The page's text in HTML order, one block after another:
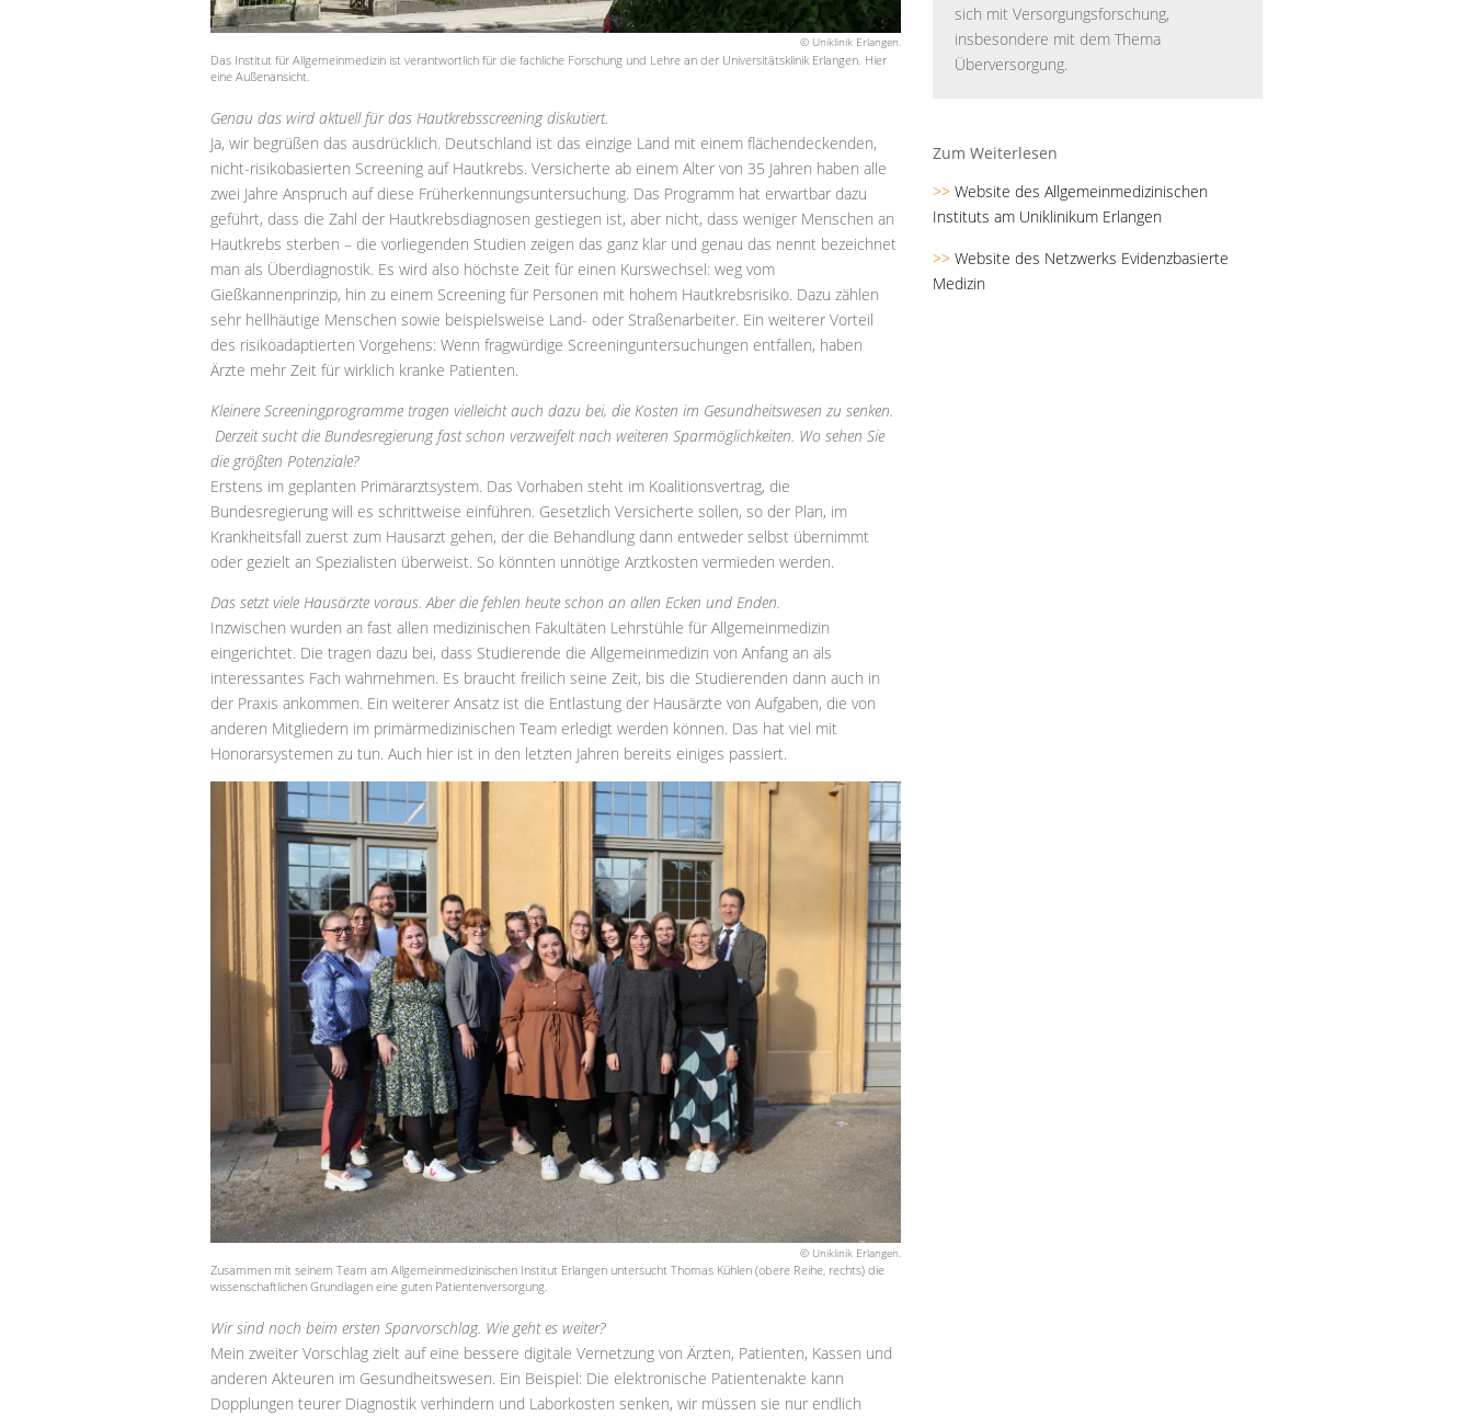
© Uniklinik Erlangen.
Das Institut für Allgemeinmedizin ist verantwortlich für die fachliche Forschung und Lehre an der Universitätsklinik Erlangen. Hier
eine Außenansicht.
Genau das wird aktuell für das Hautkrebsscreening diskutiert.
Ja, wir begrüßen das ausdrücklich. Deutschland ist das einzige Land mit einem flächendeckenden,
nicht-risikobasierten Screening auf Hautkrebs. Versicherte ab einem Alter von 35 Jahren haben alle
zwei Jahre Anspruch auf diese Früherkennungsuntersuchung. Das Programm hat erwartbar dazu
geführt, dass die Zahl der Hautkrebsdiagnosen gestiegen ist, aber nicht, dass weniger Menschen an
Hautkrebs sterben – die vorliegenden Studien zeigen das ganz klar und genau das nennt bezeichnet
man als Überdiagnostik. Es wird also höchste Zeit für einen Kurswechsel: weg vom
Gießkannenprinzip, hin zu einem Screening für Personen mit hohem Hautkrebsrisiko. Dazu zählen
sehr hellhäutige Menschen sowie beispielsweise Land- oder Straßenarbeiter. Ein weiterer Vorteil
des risikoadaptierten Vorgehens: Wenn fragwürdige Screeninguntersuchungen entfallen, haben
Ärzte mehr Zeit für wirklich kranke Patienten.
Kleinere Screeningprogramme tragen vielleicht auch dazu bei, die Kosten im Gesundheitswesen zu senken.
Derzeit sucht die Bundesregierung fast schon verzweifelt nach weiteren Sparmöglichkeiten. Wo sehen Sie
die größten Potenziale?
Erstens im geplanten Primärarztsystem. Das Vorhaben steht im Koalitionsvertrag, die
Bundesregierung will es schrittweise einführen. Gesetzlich Versicherte sollen, so der Plan, im
Krankheitsfall zuerst zum Hausarzt gehen, der die Behandlung dann entweder selbst übernimmt
oder gezielt an Spezialisten überweist. So könnten unnötige Arztkosten vermieden werden.
Das setzt viele Hausärzte voraus. Aber die fehlen heute schon an allen Ecken und Enden.
Inzwischen wurden an fast allen medizinischen Fakultäten Lehrstühle für Allgemeinmedizin
eingerichtet. Die tragen dazu bei, dass Studierende die Allgemeinmedizin von Anfang an als
interessantes Fach wahrnehmen. Es braucht freilich seine Zeit, bis die Studierenden dann auch in
der Praxis ankommen. Ein weiterer Ansatz ist die Entlastung der Hausärzte von Aufgaben, die von
anderen Mitgliedern im primärmedizinischen Team erledigt werden können. Das hat viel mit
Honorarsystemen zu tun. Auch hier ist in den letzten Jahren bereits einiges passiert.
© Uniklinik Erlangen.
Zusammen mit seinem Team am Allgemeinmedizinischen Institut Erlangen untersucht Thomas Kühlen (obere Reihe, rechts) die
wissenschaftlichen Grundlagen eine guten Patientenversorgung.
Wir sind noch beim ersten Sparvorschlag. Wie geht es weiter?
Mein zweiter Vorschlag zielt auf eine bessere digitale Vernetzung von Ärzten, Patienten, Kassen und
anderen Akteuren im Gesundheitswesen. Ein Beispiel: Die elektronische Patientenakte kann
Dopplungen teurer Diagnostik verhindern und Laborkosten senken, wir müssen sie nur endlich
sich mit Versorgungsforschung,
insbesondere mit dem Thema
Überversorgung.
Zum Weiterlesen
>>Website des Allgemeinmedizinischen
Instituts am Uniklinikum Erlangen
>> Website des Netzwerks Evidenzbasierte
Medizin